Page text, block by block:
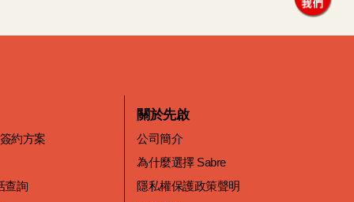
約方案
查詢
關於先啟
公司簡介
為什麼選擇 Sabre
隱私權保護政策聲明